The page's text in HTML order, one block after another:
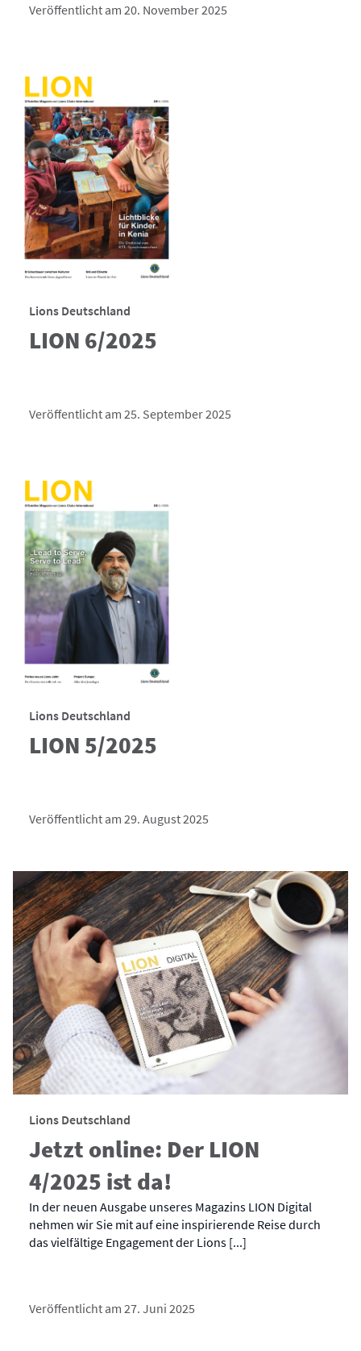
Veröffentlicht am 20. November 2025
Lions Deutschland
LION 6/2025
Veröffentlicht am 25. September 2025
Lions Deutschland
LION 5/2025
Veröffentlicht am 29. August 2025
Lions Deutschland
Jetzt online: Der LION
4/2025 ist da!
In der neuen Ausgabe unseres Magazins LION Digital
nehmen wir Sie mit auf eine inspirierende Reise durch
das vielfältige Engagement der Lions [...]
Veröffentlicht am 27. Juni 2025